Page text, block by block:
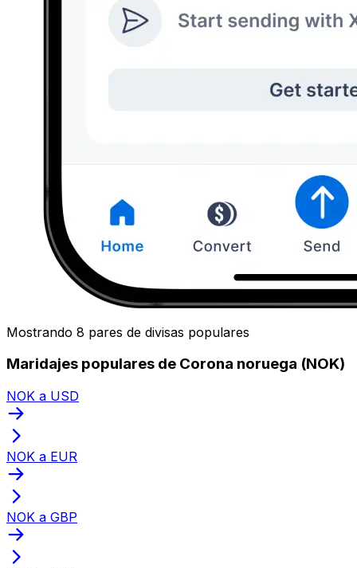
Mostrando 8 pares de divisas populares
Maridajes populares de Corona noruega (NOK)
NOK a USD
NOK a EUR
NOK a GBP